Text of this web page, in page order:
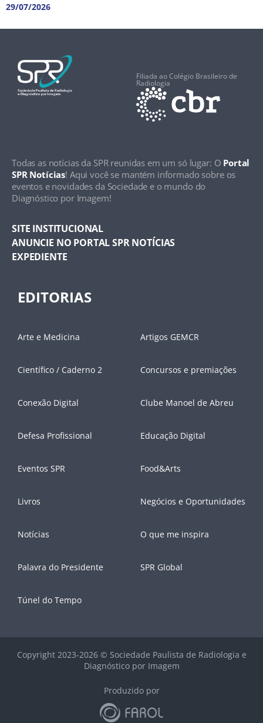
29/07/2026
Filiada ao Colégio Brasileiro de
Radiologia
Todas as notícias da SPR reunidas em um só lugar: O Portal
SPR Notícias! Aqui você se mantém informado sobre os
eventos e novidades da Sociedade e o mundo do
Diagnóstico por Imagem!
SITE INSTITUCIONAL
ANUNCIE NO PORTAL SPR NOTÍCIAS
EXPEDIENTE
EDITORIAS
Arte e Medicina Artigos GEMCR
Científico / Caderno 2 Concursos e premiações
Conexão Digital Clube Manoel de Abreu
Defesa Profissional Educação Digital
Eventos SPR Food&Arts
Livros Negócios e Oportunidades
Notícias O que me inspira
Palavra do Presidente SPR Global
Túnel do Tempo
Copyright 2023-2026 © Sociedade Paulista de Radiologia e
Diagnóstico por Imagem
Produzido por